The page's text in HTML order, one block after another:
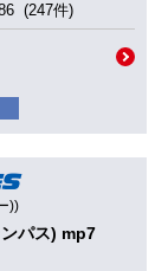
(247件)
))
パス) mp7